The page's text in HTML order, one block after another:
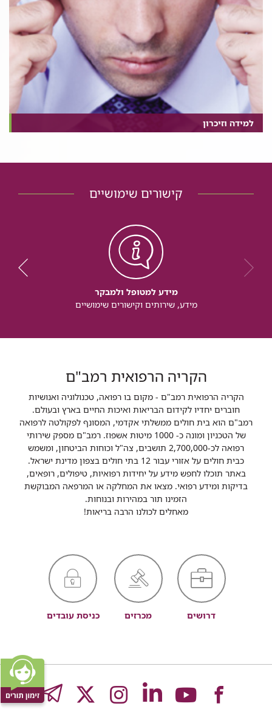
למידה וזיכרון
קישורים שימושיים
מידע למטופל ולמבקר
מידע, שירותים וקישורים שימושיים
הקריה הרפואית רמב"ם
הקריה הרפואית רמב"ם - מקום בו רפואה, טכנולוגיה ואנושיות
חוברים יחדיו לקידום הבריאות ואיכות החיים בארץ ובעולם.
רמב"ם הוא בית חולים ממשלתי אקדמי, המסונף לפקולטה לרפואה
של הטכניון ומונה כ- 1000 מיטות אשפוז. רמב"ם מספק שירותי
רפואה לכ-2,700,000 תושבים, צה"ל וכוחות הביטחון, ומשמש
כבית חולים על אזורי עבור 12 בתי חולים בצפון מדינת ישראל.
באתר תוכלו לחפש מידע על יחידות רפואיות, טיפולים, רופאים,
בדיקות ומידע רפואי. מצאו את המחלקה או המרפאה המבוקשת
הזמינו תור במהירות ובנוחות.
מאחלים לכולנו הרבה בריאות!
דרושים מכרזים כניסת עובדים
לעמוד
לעמוד
לעמוד
לעמוד
לעמוד